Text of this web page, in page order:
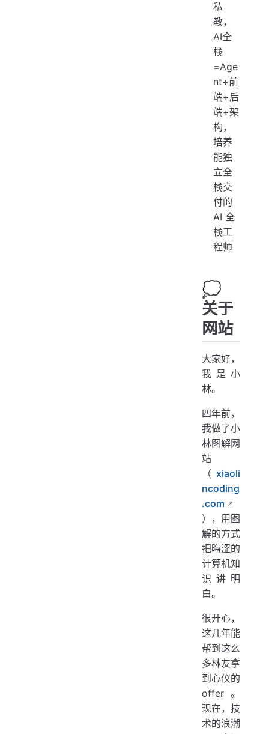
私
教，
AI全
栈
=Age
nt+前
端+后
端+架
构，
培养
能独
立全
栈交
付的
AI 全
栈工
程师
💭
关于
网站
大家好，
我是小
林。
四年前，
我做了小
林图解网
站
（ xiaoli
ncoding
.com
），用图
解的方式
把晦涩的
计算机知
识讲明
白。
很开心，
这几年能
帮到这么
多林友拿
到心仪的
offer。
现在，技
术的浪潮